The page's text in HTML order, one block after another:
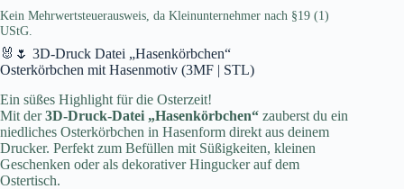
Kein Mehrwertsteuerausweis, da Kleinunternehmer nach §19 (1)
UStG.
🐰🌷 3D-Druck Datei „Hasenkörbchen“
Osterkörbchen mit Hasenmotiv (3MF | STL)
Ein süßes Highlight für die Osterzeit!
Mit der3D-Druck-Datei „Hasenkörbchen“ zauberst du ein
niedliches Osterkörbchen in Hasenform direkt aus deinem
Drucker. Perfekt zum Befüllen mit Süßigkeiten, kleinen
Geschenken oder als dekorativer Hingucker auf dem
Ostertisch.